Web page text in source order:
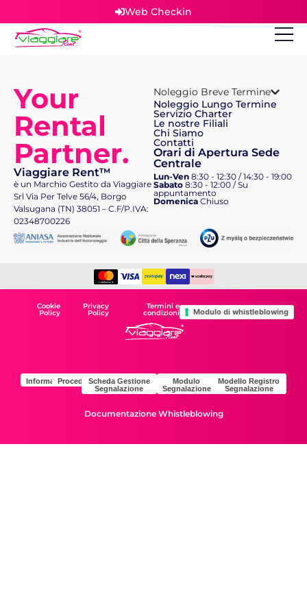
Web Checkin
Your
Rental
Partner.
Viaggiare Rent™
è un Marchio Gestito da Viaggiare
Srl Via Per Telve 56/4, Borgo
Valsugana (TN) 38051 – C.F/P.IVA:
02348700226
Noleggio Breve Termine
Noleggio Lungo Termine
Servizio Charter
Le nostre Filiali
Chi Siamo
Contatti
Orari di Apertura Sede
Centrale
Lun-Ven 8:30 - 12:30 / 14:30 - 19:00
Sabato 8:30 - 12:00 / Su
appuntamento
Domenica Chiuso
Cookie
Policy
Privacy
Policy
Termini e
condizioni Modulo di whistleblowing
Documentazione Whistleblowing
InformativaProceduraScheda Gestione
Segnalazione
Modulo
Segnalazione
Modello Registro
Segnalazione